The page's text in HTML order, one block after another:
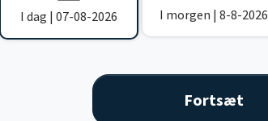
I dag | 07-08-2026 I morgen | 8-8-2026